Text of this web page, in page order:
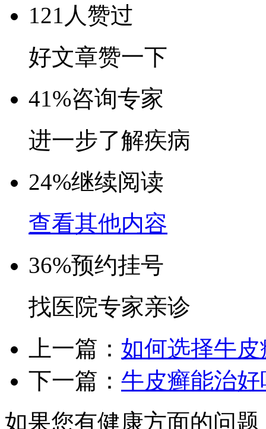
121 人赞过
好文章赞一下
41%咨询专家
进一步了解疾病
24%继续阅读
查看其他内容
36%预约挂号
找医院专家亲诊
上一篇： 如何选择牛
下一篇： 牛皮癣能治
如果您有健康方面的问